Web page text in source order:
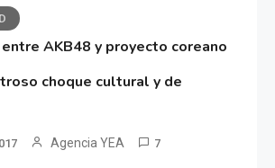
AKB48 y proyecto coreano
choque cultural y de
Agencia YEA 7